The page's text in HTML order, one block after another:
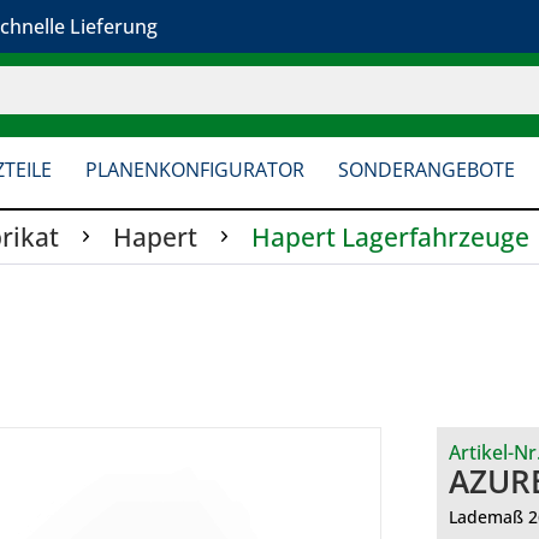
Lieferung
PLANENKONFIGURATOR SONDERANGEBOTE
Hapert Hapert Lagerfahrzeuge
Artikel-
Lademaß